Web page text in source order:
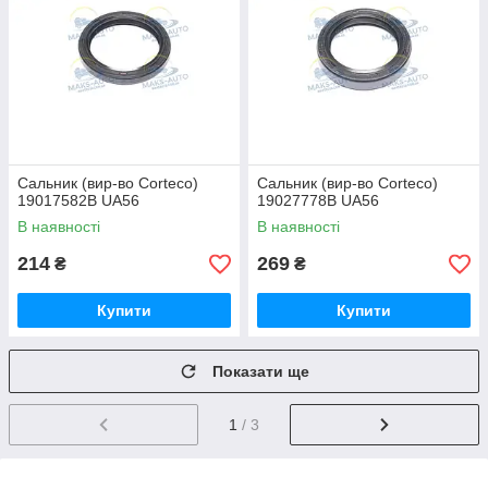
Сальник (вир-во Corteco)
19017582B UA56
В наявності
214 ₴
Купити
Сальник (вир-во Corteco)
19027778B UA56
В наявності
269 ₴
Купити
Показати ще
1 / 3